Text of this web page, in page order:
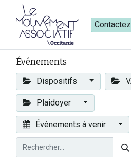
Événements
Dispositifs
Plaidoyer
Événements à venir